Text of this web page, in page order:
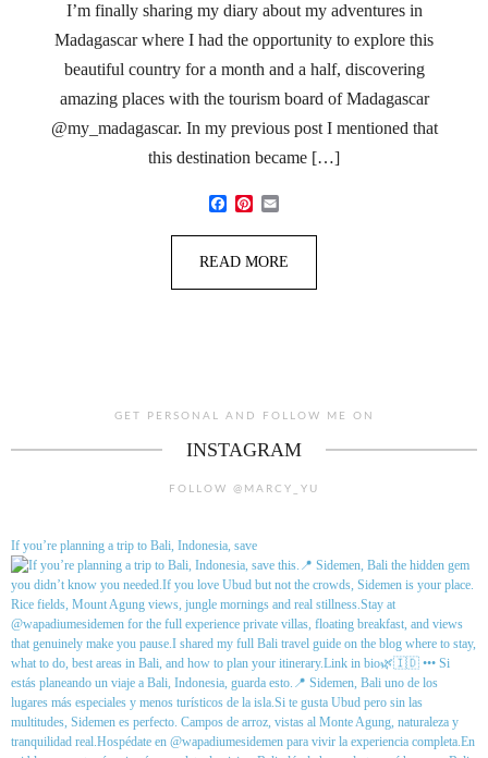
I’m finally sharing my diary about my adventures in
Madagascar where I had the opportunity to explore this
beautiful country for a month and a half, discovering
amazing places with the tourism board of Madagascar
@my_madagascar. In my previous post I mentioned that
this destination became […]
READ MORE
GET PERSONAL AND FOLLOW ME ON
INSTAGRAM
FOLLOW @MARCY_YU
If you’re planning a trip to Bali, Indonesia, save